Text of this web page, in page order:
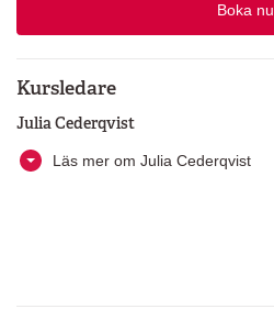
Boka nu
Kursledare
Julia Cederqvist
Läs mer om Julia Cederqvist